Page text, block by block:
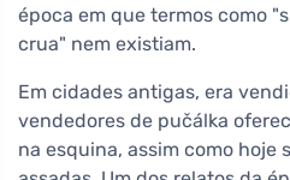
época em que termos como
crua" nem existiam.
Em cidades antigas, era
vendedores de pučálka
na esquina, assim como hoje